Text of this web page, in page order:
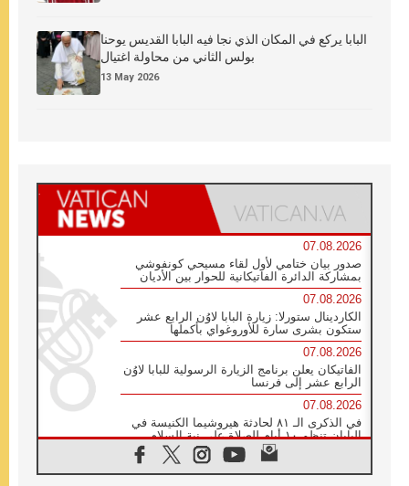
البابا يركع في المكان الذي نجا فيه البابا القديس يوحنا
بولس الثاني من محاولة اغتيال
13 May 2026
07.08.2026
صدور بيان ختامي لأول لقاء مسيحي كونفوشي
بمشاركة الدائرة الفاتيكانية للحوار بين الأديان
07.08.2026
الكاردينال ستورلا: زيارة البابا لاوُن الرابع عشر
ستكون بشرى سارة للأوروغواي بأكملها
07.08.2026
الفاتيكان يعلن برنامج الزيارة الرسولية للبابا لاوُن
الرابع عشر إلى فرنسا
07.08.2026
في الذكرى الـ ٨١ لحادثة هيروشيما الكنيسة في
اليابان تنظم ١٠ أيام للصلاة على نية السلام
الكنيسة في الأوروغواي: زيارة البابا ستعزز